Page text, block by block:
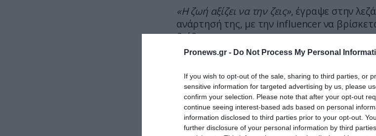
Pronews.gr - Do Not Process My Personal
If you wish to opt-out of the sale, sharing to third parties, or
sensitive information for targeted advertising by us, please
confirm your selection. Please note that after your opt-out
continue seeing interest-based ads based on personal
information disclosed to third parties prior to your opt-out.
further disclosure of your personal information by third
«Η ζωή αξίζει να την ζεις», έγραψε στην
ανάρτησή της, με την influencer να
διάθεση.
Δείτε τις φωτογραφίες που ανάρτησε